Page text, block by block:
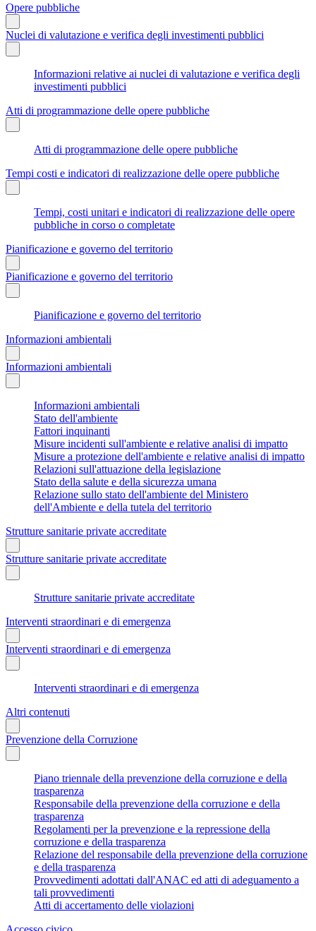
Opere pubbliche
Nuclei di valutazione e verifica degli investimenti pubblici
Informazioni relative ai nuclei di valutazione e verifica degli
investimenti pubblici
Atti di programmazione delle opere pubbliche
Atti di programmazione delle opere pubbliche
Tempi costi e indicatori di realizzazione delle opere pubbliche
Tempi, costi unitari e indicatori di realizzazione delle opere
pubbliche in corso o completate
Pianificazione e governo del territorio
Pianificazione e governo del territorio
Pianificazione e governo del territorio
Informazioni ambientali
Informazioni ambientali
Informazioni ambientali
Stato dell'ambiente
Fattori inquinanti
Misure incidenti sull'ambiente e relative analisi di impatto
Misure a protezione dell'ambiente e relative analisi di impatto
Relazioni sull'attuazione della legislazione
Stato della salute e della sicurezza umana
Relazione sullo stato dell'ambiente del Ministero
dell'Ambiente e della tutela del territorio
Strutture sanitarie private accreditate
Strutture sanitarie private accreditate
Strutture sanitarie private accreditate
Interventi straordinari e di emergenza
Interventi straordinari e di emergenza
Interventi straordinari e di emergenza
Altri contenuti
Prevenzione della Corruzione
Piano triennale della prevenzione della corruzione e della
trasparenza
Responsabile della prevenzione della corruzione e della
trasparenza
Regolamenti per la prevenzione e la repressione della
corruzione e della trasparenza
Relazione del responsabile della prevenzione della corruzione
e della trasparenza
Provvedimenti adottati dall'ANAC ed atti di adeguamento a
tali provvedimenti
Atti di accertamento delle violazioni